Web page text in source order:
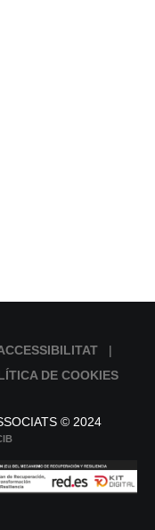
|
DE COOKIES
© 2024